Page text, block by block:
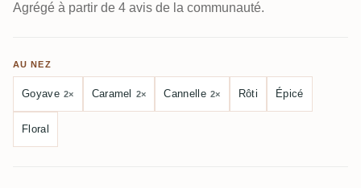
Agrégé à partir de 4 avis de la communauté.
AU NEZ
Goyave 2× Caramel 2× Cannelle 2× Rôti Épicé
Floral